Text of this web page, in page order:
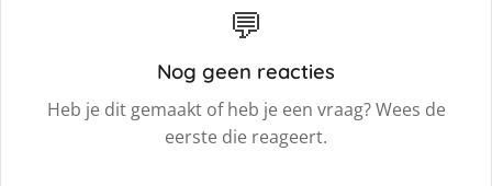
💬
Nog geen reacties
Heb je dit gemaakt of heb je een vraag? Wees de
eerste die reageert.